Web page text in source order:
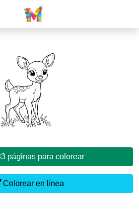
Ver 33 páginas para colorear
Colorear en línea